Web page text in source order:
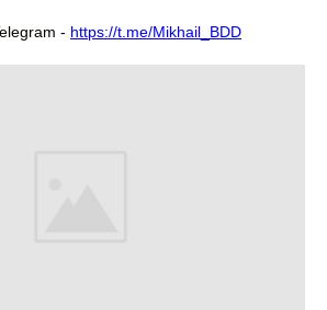
- https://t.me/Mikhail_BDD